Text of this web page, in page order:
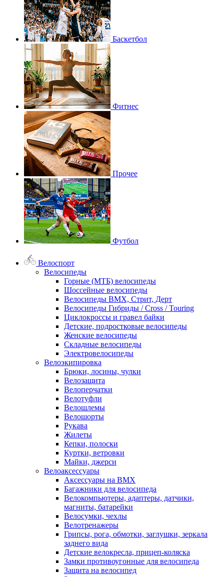
Баскетбол
Фитнес
Прочее
Футбол
Велоспорт
Велосипеды
Горные (МТБ) велосипеды
Шоссейные велосипеды
Велосипеды BMX, Стрит, Дерт
Велосипеды Гибриды / Cross / Touring
Циклокроссы и гравел байки
Детские, подростковые велосипеды
Женские велосипеды
Складные велосипеды
Электровелосипеды
Велоэкипировка
Брюки, лосины, чулки
Велозащита
Велоперчатки
Велотуфли
Велошлемы
Велошорты
Рукава
Жилеты
Кепки, полоски
Куртки, ветровки
Майки, джерси
Велоаксессуары
Аксессуары на BMX
Багажники для велосипеда
Велокомпьютеры, адаптеры, датчики,
магниты, батарейки
Велосумки, чехлы
Велотренажеры
Грипсы, рога, обмотки, заглушки, зеркала
заднего вида
Детские велокресла, прицеп-коляска
Замки противоугонные для велосипеда
Защита на велосипед